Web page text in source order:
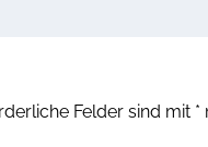
Felder sind mit *